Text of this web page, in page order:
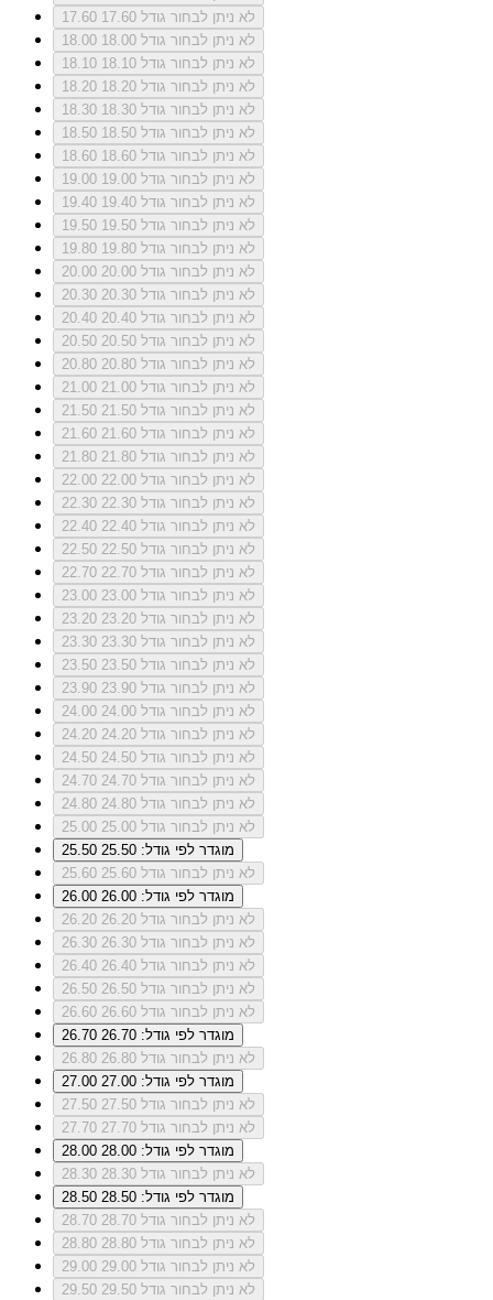
17.60
לא ניתן לבחור גודל 17.60
18.00
לא ניתן לבחור גודל 18.00
18.10
לא ניתן לבחור גודל 18.10
18.20
לא ניתן לבחור גודל 18.20
18.30
לא ניתן לבחור גודל 18.30
18.50
לא ניתן לבחור גודל 18.50
18.60
לא ניתן לבחור גודל 18.60
19.00
לא ניתן לבחור גודל 19.00
19.40
לא ניתן לבחור גודל 19.40
19.50
לא ניתן לבחור גודל 19.50
19.80
לא ניתן לבחור גודל 19.80
20.00
לא ניתן לבחור גודל 20.00
20.30
לא ניתן לבחור גודל 20.30
20.40
לא ניתן לבחור גודל 20.40
20.50
לא ניתן לבחור גודל 20.50
20.80
לא ניתן לבחור גודל 20.80
21.00
לא ניתן לבחור גודל 21.00
21.50
לא ניתן לבחור גודל 21.50
21.60
לא ניתן לבחור גודל 21.60
21.80
לא ניתן לבחור גודל 21.80
22.00
לא ניתן לבחור גודל 22.00
22.30
לא ניתן לבחור גודל 22.30
22.40
לא ניתן לבחור גודל 22.40
22.50
לא ניתן לבחור גודל 22.50
22.70
לא ניתן לבחור גודל 22.70
23.00
לא ניתן לבחור גודל 23.00
23.20
לא ניתן לבחור גודל 23.20
23.30
לא ניתן לבחור גודל 23.30
23.50
לא ניתן לבחור גודל 23.50
23.90
לא ניתן לבחור גודל 23.90
24.00
לא ניתן לבחור גודל 24.00
24.20
לא ניתן לבחור גודל 24.20
24.50
לא ניתן לבחור גודל 24.50
24.70
לא ניתן לבחור גודל 24.70
24.80
לא ניתן לבחור גודל 24.80
25.00
לא ניתן לבחור גודל 25.00
25.50
מוגדר לפי גודל: 25.50
25.60
לא ניתן לבחור גודל 25.60
26.00
מוגדר לפי גודל: 26.00
26.20
לא ניתן לבחור גודל 26.20
26.30
לא ניתן לבחור גודל 26.30
26.40
לא ניתן לבחור גודל 26.40
26.50
לא ניתן לבחור גודל 26.50
26.60
לא ניתן לבחור גודל 26.60
26.70
מוגדר לפי גודל: 26.70
26.80
לא ניתן לבחור גודל 26.80
27.00
מוגדר לפי גודל: 27.00
27.50
לא ניתן לבחור גודל 27.50
27.70
לא ניתן לבחור גודל 27.70
28.00
מוגדר לפי גודל: 28.00
28.30
לא ניתן לבחור גודל 28.30
28.50
מוגדר לפי גודל: 28.50
28.70
לא ניתן לבחור גודל 28.70
28.80
לא ניתן לבחור גודל 28.80
29.00
לא ניתן לבחור גודל 29.00
29.50
לא ניתן לבחור גודל 29.50